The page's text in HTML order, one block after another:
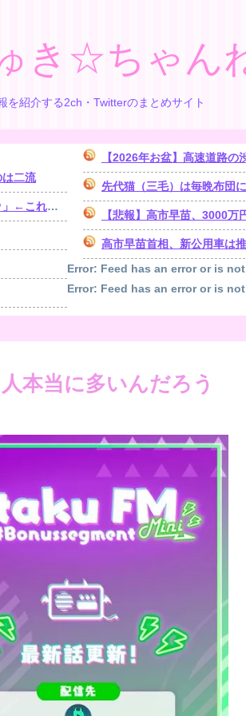
き☆ちゃん
を紹介する2ch・Twitterのまとめサイト
は二流
論なの？
【2026年お盆】高速道路の渋
先代猫（三毛）は毎晩布団に入ってき
【悲報】高市早苗、3000
高市早苗首相、新公用車は
Error: Feed has an error or is
Error: Feed has an error or is
本当に多いんだろう